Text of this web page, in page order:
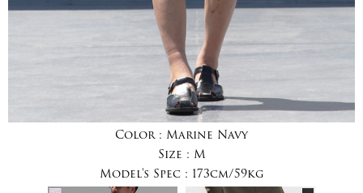
Color : Marine Navy
Size : M
Model's Spec : 173cm/59kg